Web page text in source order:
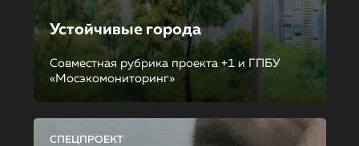
Устойчивые города
Совместная рубрика проекта +1 и ГПБУ
«Мосэкомониторинг»
СПЕЦПРОЕКТ